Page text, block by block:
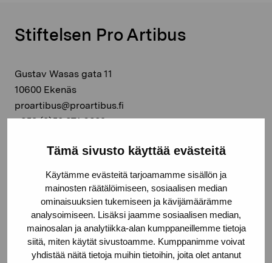
Tämä sivusto käyttää evästeitä
Käytämme evästeitä tarjoamamme sisällön ja
mainosten räätälöimiseen, sosiaalisen median
ominaisuuksien tukemiseen ja kävijämäärämme
analysoimiseen. Lisäksi jaamme sosiaalisen median,
mainosalan ja analytiikka-alan kumppaneillemme tietoja
siitä, miten käytät sivustoamme. Kumppanimme voivat
yhdistää näitä tietoja muihin tietoihin, joita olet antanut
Stiftelsen Pro Artibus
Gustav Wasas gata 11
10600 Ekenäs
proartibus@proartibus.fi
+358 (0)50 371 6339
Kontakta oss